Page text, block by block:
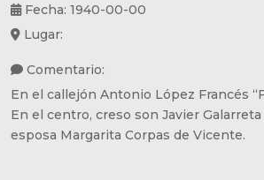
Fecha: 1940-00-00
Lugar:
Comentario:
En el callejón Antonio López Francés
En el centro, creso son Javier
esposa Margarita Corpas de Vicente.